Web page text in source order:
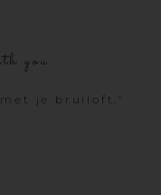
you
je bruiloft."